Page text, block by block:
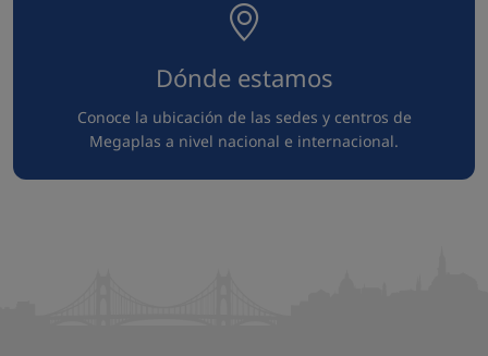
Dónde estamos
Conoce la ubicación de las sedes y centros de
Megaplas a nivel nacional e internacional.